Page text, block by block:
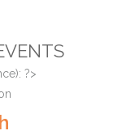
?>